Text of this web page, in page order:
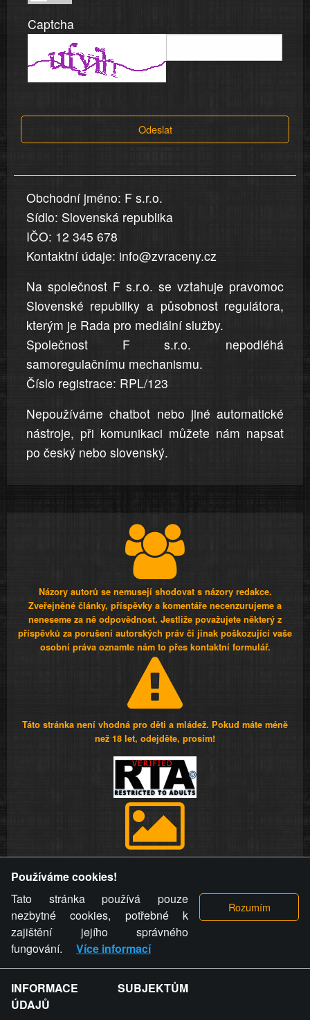
v
dobré
informace
v
jsou
přesná
a
úplná
Captcha
Odeslat
Obchodní jméno: F s.r.o.
Sídlo: Slovenská republika
IČO: 12 345 678
Kontaktní údaje: info@zvraceny.cz
Na společnost F s.r.o. se vztahuje pravomoc
Slovenské republiky a působnost regulátora,
kterým je Rada pro mediální služby.
Společnost F s.r.o. nepodléhá
samoregulačnímu mechanismu.
Číslo registrace: RPL/123
Nepoužíváme chatbot nebo jiné automatické
nástroje, při komunikaci můžete nám napsat
po český nebo slovenský.
Názory autorů se nemusejí shodovat s názory redakce.
Zveřejněné články, příspěvky a komentáře necenzurujeme a
neneseme za ně odpovědnost. Jestliže považujete některý z
příspěvků za porušení autorských práv či jinak poškozující vaše
osobní práva oznamte nám to přes kontaktní formulář.
Táto stránka není vhodná pro děti a mládež. Pokud máte méně
než 18 let, odejděte, prosím!
videa a komentáře. Osoba, které se toto opatření provozovatele
stránky týče, ani osoba, která umístila fotografii nebo video na
stránku, nemůže z důvodu odstranění fotografie, videa nebo
komentáře pro výše uvedenou okolnost uplatnit vůči
provozovateli stránky žádný nárok na náhradu škody nebo
nemajetkové újmy.
ZVRÁCENÝ.CZ - Svět není zvrácenej. To jen
Používáme cookies!
Tato stránka používá pouze
nezbytné cookies, potřebné k
zajištění jejího správného
fungování.
Více informací
INFORMACE SUBJEKTŮM
ÚDAJŮ